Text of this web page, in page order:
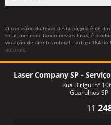
GRAVAÇÃO A LASER PLACA
GRAVAÇÃO A LASER PLASTICO
GRAVAÇÃO EM HASTE DE OCULOS
GRAVAÇÃO EM OCULOS DE SOL
GRAVAÇÃO TAMPOGRAFIA
GRAVAÇÕES A LASER E CORTE EM
O conteúdo do texto desta página é de
total, mesmo citando nossos links, é
violação de direito autoral – artigo 184 do
autorais.
Laser Company SP -
Rua Birigui n°
Guarulhos-SP
11